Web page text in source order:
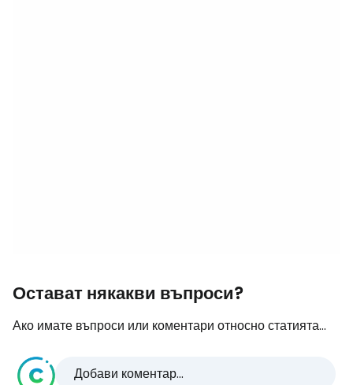
Остават някакви въпроси?
Ако имате въпроси или коментари относно статията...
Добави коментар...